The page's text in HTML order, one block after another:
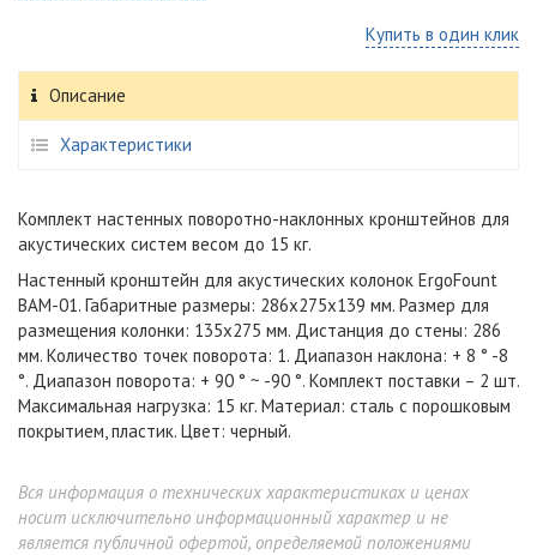
Купить в один клик
Описание
Характеристики
Комплект настенных поворотно-наклонных кронштейнов для
акустических систем весом до 15 кг.
Настенный кронштейн для акустических колонок ErgoFount
BAM-01. Габаритные размеры: 286x275x139 мм. Размер для
размещения колонки: 135х275 мм. Дистанция до стены: 286
мм. Количество точек поворота: 1. Диапазон наклона: + 8 ° -8
°. Диапазон поворота: + 90 ° ~ -90 °. Комплект поставки – 2 шт.
Максимальная нагрузка: 15 кг. Материал: сталь с порошковым
покрытием, пластик. Цвет: черный.
Вся информация о технических характеристиках и ценах
носит исключительно информационный характер и не
является публичной офертой, определяемой положениями